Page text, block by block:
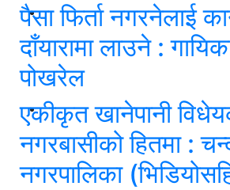
पैसा फिर्ता नगरनेलाई
दाँयारामा लाउने :
पोखरेल
एकीकृत खानेपानी
नगरबासीको हितमा :
नगरपालिका